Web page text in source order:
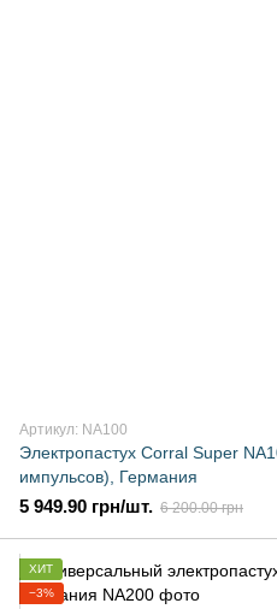
Артикул: NA100
Электропастух Corral Super
импульсов), Германия
5 949.90 грн/шт. 6 200.00 грн
ХИТ
−3%